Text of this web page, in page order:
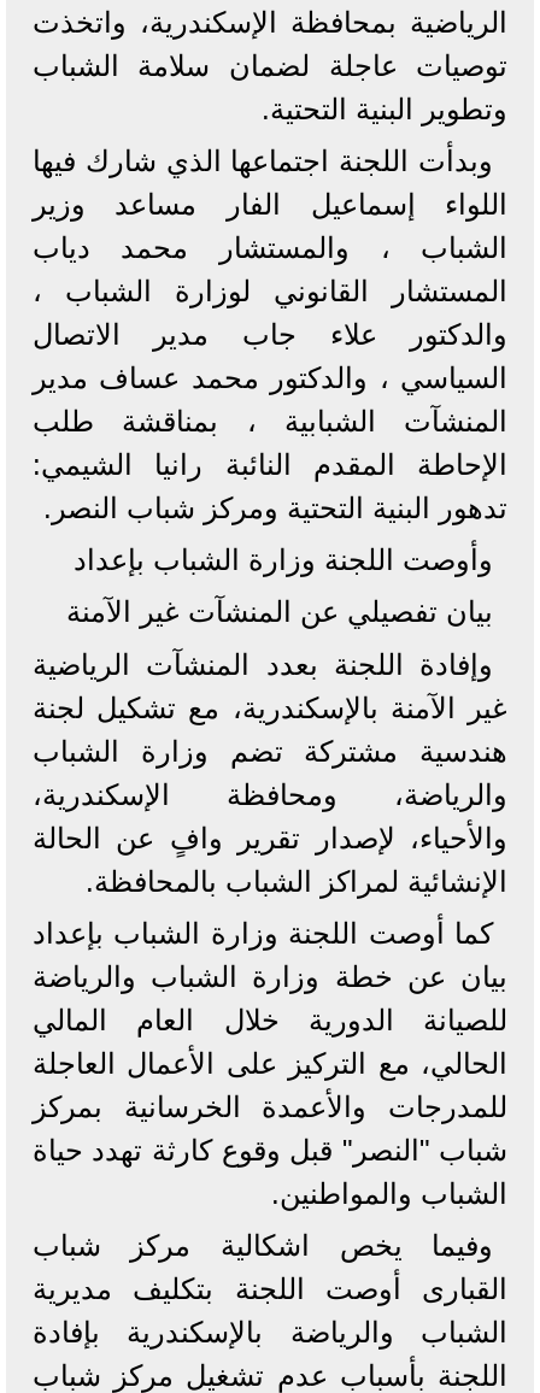
الرياضية بمحافظة الإسكندرية، واتخذت
توصيات عاجلة لضمان سلامة الشباب
وتطوير البنية التحتية.
وبدأت اللجنة اجتماعها الذي شارك فيها
اللواء إسماعيل الفار مساعد وزير
الشباب ، والمستشار محمد دياب
المستشار القانوني لوزارة الشباب ،
والدكتور علاء جاب مدير الاتصال
السياسي ، والدكتور محمد عساف مدير
المنشآت الشبابية ، بمناقشة طلب
الإحاطة المقدم النائبة رانيا الشيمي:
تدهور البنية التحتية ومركز شباب النصر.
وأوصت اللجنة وزارة الشباب بإعداد
بيان تفصيلي عن المنشآت غير الآمنة
وإفادة اللجنة بعدد المنشآت الرياضية
غير الآمنة بالإسكندرية، مع تشكيل لجنة
هندسية مشتركة تضم وزارة الشباب
والرياضة، ومحافظة الإسكندرية،
والأحياء، لإصدار تقرير وافٍ عن الحالة
الإنشائية لمراكز الشباب بالمحافظة.
كما أوصت اللجنة وزارة الشباب بإعداد
بيان عن خطة وزارة الشباب والرياضة
للصيانة الدورية خلال العام المالي
الحالي، مع التركيز على الأعمال العاجلة
للمدرجات والأعمدة الخرسانية بمركز
شباب "النصر" قبل وقوع كارثة تهدد حياة
الشباب والمواطنين.
وفيما يخص اشكالية مركز شباب
القبارى أوصت اللجنة بتكليف مديرية
الشباب والرياضة بالإسكندرية بإفادة
اللجنة بأسباب عدم تشغيل مركز شباب